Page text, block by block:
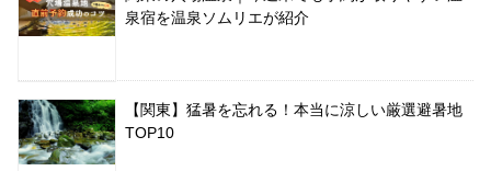
泉宿を温泉ソムリエが紹介
【関東】猛暑を忘れる！本当に涼しい厳選避暑地
TOP10